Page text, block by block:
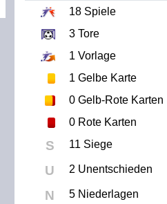
18 Spiele
3 Tore
1 Vorlage
1 Gelbe Karte
0 Gelb-Rote Karten
0 Rote Karten
S 11 Siege
U 2 Unentschieden
N 5 Niederlagen